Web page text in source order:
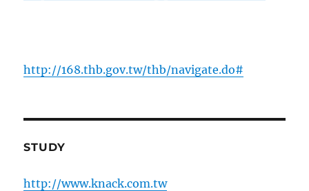
http://168.thb.gov.tw/thb/navigate.do#
STUDY
http://www.knack.com.tw